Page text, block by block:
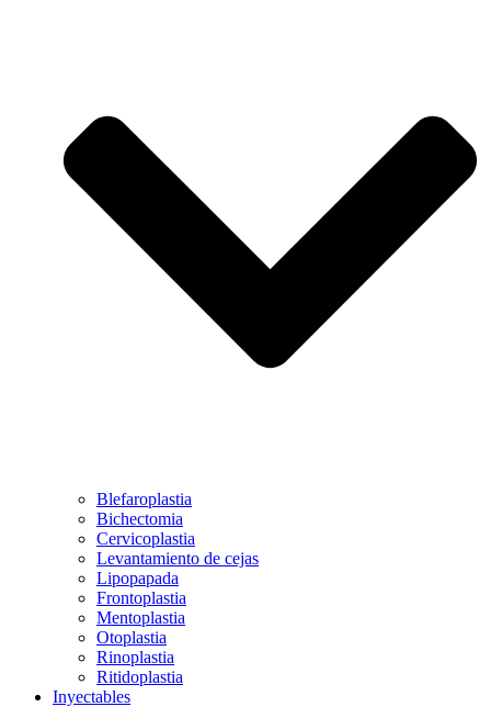
Blefaroplastia
Bichectomia
Cervicoplastia
Levantamiento de cejas
Lipopapada
Frontoplastia
Mentoplastia
Otoplastia
Rinoplastia
Ritidoplastia
Inyectables